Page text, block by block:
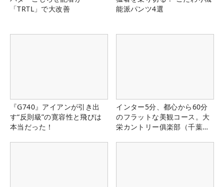
「TRTL」で大改善
能派パンツ4選
『G740』アイアンが引き出
す“反則級”の寛容性と飛びは
本当だった！
インター5分、都心から60分
のフラットな美観コース。大
栄カントリー俱楽部（千葉